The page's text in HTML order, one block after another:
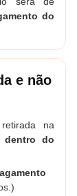
do
e não
na
dentro do